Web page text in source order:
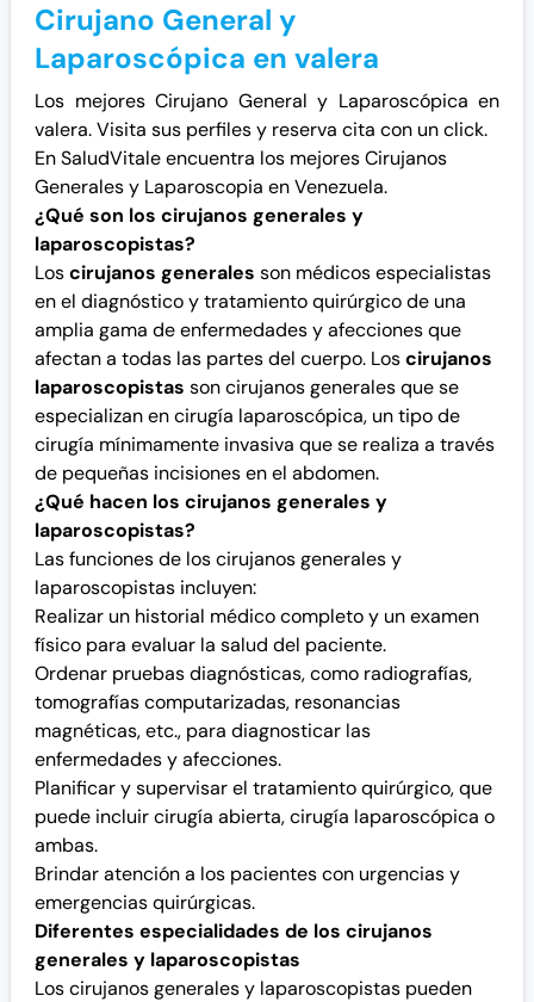
Cirujano General y
Laparoscópica en valera
Los mejores Cirujano General y Laparoscópica en
valera. Visita sus perfiles y reserva cita con un click.
En SaludVitale encuentra los mejores Cirujanos
Generales y Laparoscopia en Venezuela.
¿Qué son los cirujanos generales y
laparoscopistas?
Loscirujanos generales son médicos especialistas
en el diagnóstico y tratamiento quirúrgico de una
amplia gama de enfermedades y afecciones que
afectan a todas las partes del cuerpo. Loscirujanos
laparoscopistas son cirujanos generales que se
especializan en cirugía laparoscópica, un tipo de
cirugía mínimamente invasiva que se realiza a través
de pequeñas incisiones en el abdomen.
¿Qué hacen los cirujanos generales y
laparoscopistas?
Las funciones de los cirujanos generales y
laparoscopistas incluyen:
Realizar un historial médico completo y un examen
físico para evaluar la salud del paciente.
Ordenar pruebas diagnósticas, como radiografías,
tomografías computarizadas, resonancias
magnéticas, etc., para diagnosticar las
enfermedades y afecciones.
Planificar y supervisar el tratamiento quirúrgico, que
puede incluir cirugía abierta, cirugía laparoscópica o
ambas.
Brindar atención a los pacientes con urgencias y
emergencias quirúrgicas.
Diferentes especialidades de los cirujanos
generales y laparoscopistas
Los cirujanos generales y laparoscopistas pueden